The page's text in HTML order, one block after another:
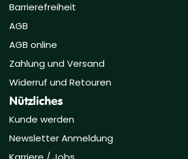
Barrierefreiheit
AGB
AGB online
Zahlung und Versand
Widerruf und Retouren
Nützliches
Kunde werden
Newsletter Anmeldung